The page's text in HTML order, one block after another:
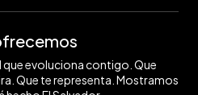
evoluciona contigo. Que
Que te representa. Mostramos